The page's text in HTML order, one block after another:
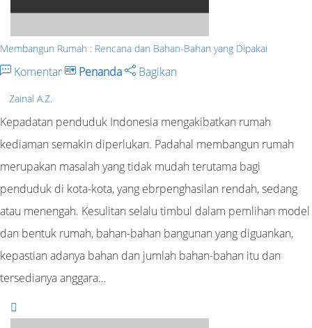
Membangun Rumah : Rencana dan Bahan-Bahan yang Dipakai
Komentar Penanda Bagikan
Zainal A.Z.
Kepadatan penduduk Indonesia mengakibatkan rumah
kediaman semakin diperlukan. Padahal membangun rumah
merupakan masalah yang tidak mudah terutama bagi
penduduk di kota-kota, yang ebrpenghasilan rendah, sedang
atau menengah. Kesulitan selalu timbul dalam pemlihan model
dan bentuk rumah, bahan-bahan bangunan yang diguankan,
kepastian adanya bahan dan jumlah bahan-bahan itu dan
tersedianya anggara…